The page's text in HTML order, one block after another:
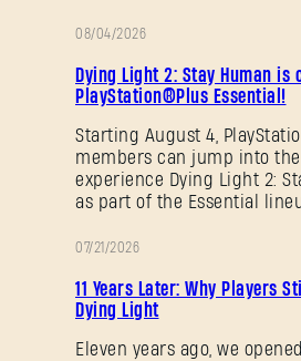
08/04/2026
Dying Light 2: Stay Human is
PlayStation®Plus Essential!
Starting August 4,
members can jump into the
experience Dying Light 2:
as part of the Essential
07/21/2026
11 Years Later: Why Players
Dying Light
Eleven years ago, we